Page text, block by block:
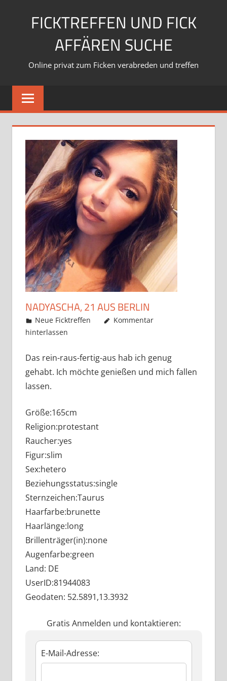
FICKTREFFEN UND FICK
AFFÄREN SUCHE
Online privat zum Ficken verabreden und treffen
NADYASCHA, 21 AUS BERLIN
Mai 22, 2019
admino
Neue Ficktreffen
Kommentar
hinterlassen
Das rein-raus-fertig-aus hab ich genug
gehabt. Ich möchte genießen und mich fallen
lassen.
Größe:165cm
Religion:protestant
Raucher:yes
Figur:slim
Sex:hetero
Beziehungsstatus:single
Sternzeichen:Taurus
Haarfarbe:brunette
Haarlänge:long
Brillenträger(in):none
Augenfarbe:green
Land: DE
UserID:81944083
Geodaten: 52.5891,13.3932
Gratis Anmelden und kontaktieren:
E-Mail-Adresse: